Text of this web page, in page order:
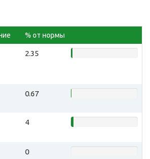
% от нормы
2.35
0.67
4
0